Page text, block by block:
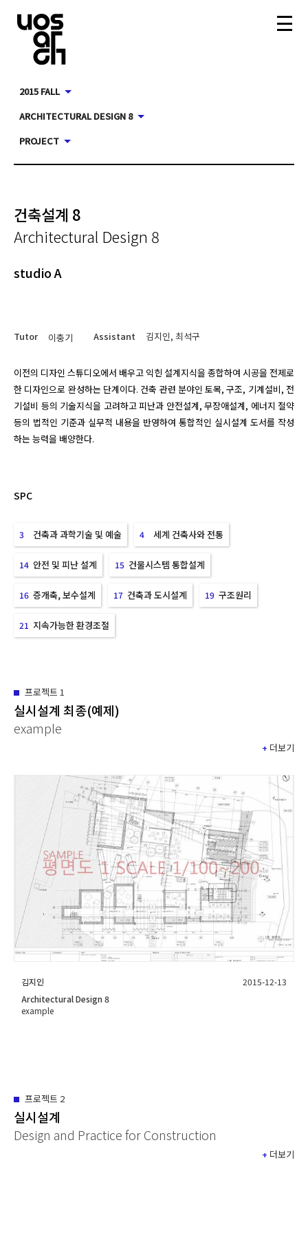
2015 FALL
ARCHITECTURAL DESIGN 8
PROJECT
건축설계 8
Architectural Design 8
studio A
Tutor 이충기 Assistant 김지인, 최석구
이전의 디자인 스튜디오에서 배우고 익힌 설계지식을 종합하여 시공을 전제로
한 디자인으로 완성하는 단계이다. 건축 관련 분야인 토목, 구조, 기계설비, 전
기설비 등의 기술지식을 고려하고 피난과 안전설계, 무장애설계, 에너지 절약
등의 법적인 기준과 실무적 내용을 반영하여 통합적인 실시설계 도서를 작성
하는 능력을 배양한다.
SPC
3 건축과 과학기술 및 예술 4 세계 건축사와 전통
14 안전 및 피난 설계 15 건물시스템 통합설계
16 증개축, 보수설계 17 건축과 도시설계 19 구조원리
21 지속가능한 환경조절
프로젝트 1
실시설계 최종(예제)
example
+ 더보기
김지인
2015-12-13
Architectural Design 8
example
프로젝트 2
실시설계
Design and Practice for Construction
+ 더보기